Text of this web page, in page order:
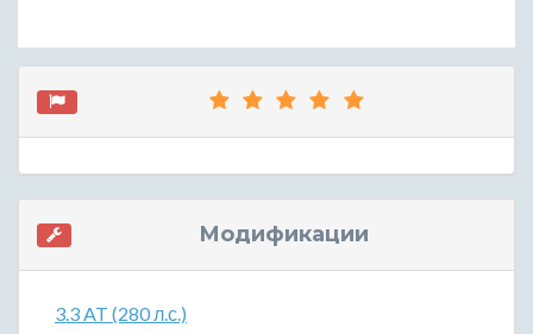
Модификации
3.3 AT (280 л.с.)